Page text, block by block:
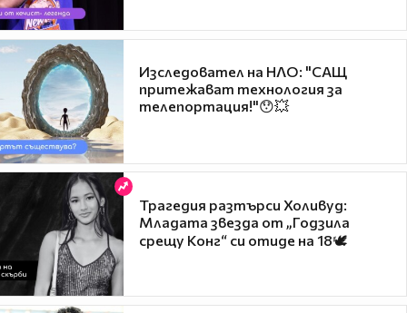
Изследовател на НЛО: "САЩ
притежават технология за
телепортация!"😯💥
Трагедия разтърси Холивуд:
Младата звезда от „Годзила
срещу Конг“ си отиде на 18🕊️